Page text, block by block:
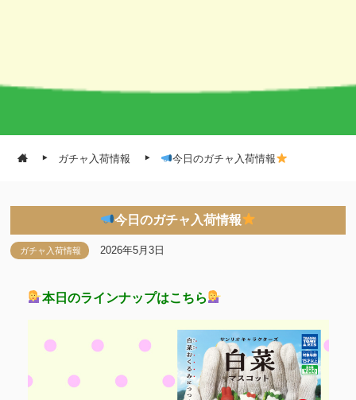
ガチャ入荷情報 今日のガチャ入荷情報
今日のガチャ入荷情報
ガチャ入荷情報 2026年5月3日
本日のラインナップはこちら